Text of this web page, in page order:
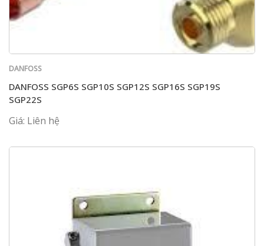
DANFOSS
DANFOSS SGP6S SGP10S SGP12S SGP16S SGP19S
SGP22S
Giá: Liên hệ